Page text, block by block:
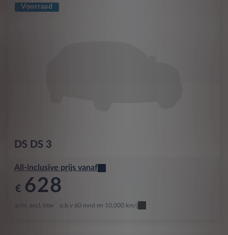
Voorraad
DS DS 3
All-inclusive prijs vanaf
€ 628
p/m. excl. btw o.b.v 60 mnd en 10,000 km/j